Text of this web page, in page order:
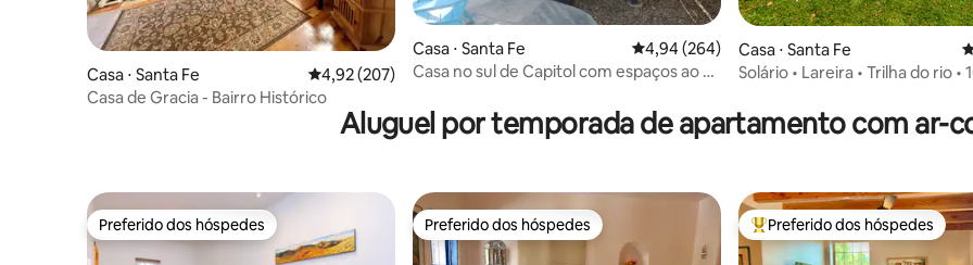
Casa ⋅ Santa Fe 4,92 de uma avaliação média de 5, 207 avaliações
4,92 (207)
Casa de Gracia - Bairro Histórico
Casa ⋅ Santa Fe 4,94 de uma avaliação média de 5, 264
4,94 (264)
Casa no sul de Capitol com espaços ao ar
Casa ⋅ Santa Fe
Solário • Lareira • Trilha do rio •
Aluguel por temporada de apartamento com ar-
Preferido dos hóspedes
Preferido dos hóspedes Preferido dos hóspedes
Preferido dos hóspedes Entre os melhores preferidos
Preferido dos hóspedes